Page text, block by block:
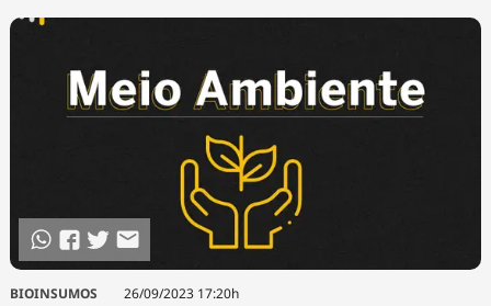
BIOINSUMOS 26/09/2023 17:20h